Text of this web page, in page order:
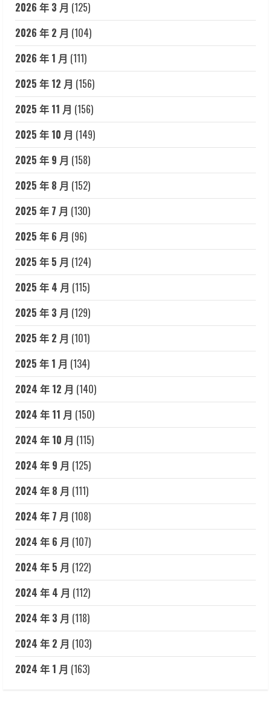
2026 年 3 月 (125)
2026 年 2 月 (104)
2026 年 1 月 (111)
2025 年 12 月 (156)
2025 年 11 月 (156)
2025 年 10 月 (149)
2025 年 9 月 (158)
2025 年 8 月 (152)
2025 年 7 月 (130)
2025 年 6 月 (96)
2025 年 5 月 (124)
2025 年 4 月 (115)
2025 年 3 月 (129)
2025 年 2 月 (101)
2025 年 1 月 (134)
2024 年 12 月 (140)
2024 年 11 月 (150)
2024 年 10 月 (115)
2024 年 9 月 (125)
2024 年 8 月 (111)
2024 年 7 月 (108)
2024 年 6 月 (107)
2024 年 5 月 (122)
2024 年 4 月 (112)
2024 年 3 月 (118)
2024 年 2 月 (103)
2024 年 1 月 (163)